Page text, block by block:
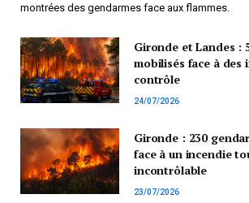
montrées des gendarmes face aux flammes.
Gironde et Landes :
mobilisés face à des
contrôle
24/07/2026
Gironde : 230
face à un incendie
incontrôlable
23/07/2026